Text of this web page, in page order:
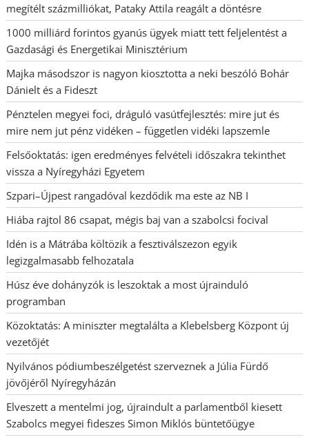
megítélt százmilliókat, Pataky Attila reagált a döntésre
1000 milliárd forintos gyanús ügyek miatt tett feljelentést a
Gazdasági és Energetikai Minisztérium
Majka másodszor is nagyon kiosztotta a neki beszóló Bohár
Dánielt és a Fideszt
Pénztelen megyei foci, dráguló vasútfejlesztés: mire jut és
mire nem jut pénz vidéken – független vidéki lapszemle
Felsőoktatás: igen eredményes felvételi időszakra tekinthet
vissza a Nyíregyházi Egyetem
Szpari–Újpest rangadóval kezdődik ma este az NB I
Hiába rajtol 86 csapat, mégis baj van a szabolcsi focival
Idén is a Mátrába költözik a fesztiválszezon egyik
legizgalmasabb felhozatala
Húsz éve dohányzók is leszoktak a most újrainduló
programban
Közoktatás: A miniszter megtalálta a Klebelsberg Központ új
vezetőjét
Nyilvános pódiumbeszélgetést szerveznek a Júlia Fürdő
jövőjéről Nyíregyházán
Elveszett a mentelmi jog, újraindult a parlamentből kiesett
Szabolcs megyei fideszes Simon Miklós büntetőügye